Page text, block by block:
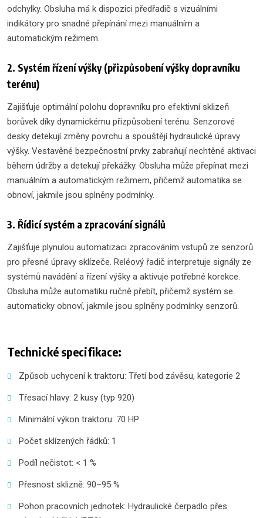
odchylky. Obsluha má k dispozici předřadič s vizuálními
indikátory pro snadné přepínání mezi manuálním a
automatickým režimem.
2. Systém řízení výšky (přizpůsobení výšky dopravníku
terénu)
Zajišťuje optimální polohu dopravníku pro efektivní sklizeň
borůvek díky dynamickému přizpůsobení terénu. Senzorové
desky detekují změny povrchu a spouštějí hydraulické úpravy
výšky. Vestavěné bezpečnostní prvky zabraňují nechtěné aktivaci
během údržby a detekují překážky. Obsluha může přepínat mezi
manuálním a automatickým režimem, přičemž automatika se
obnoví, jakmile jsou splněny podmínky.
3. Řídicí systém a zpracování signálů
Zajišťuje plynulou automatizaci zpracováním vstupů ze senzorů
pro přesné úpravy sklízeče. Reléový řadič interpretuje signály ze
systémů navádění a řízení výšky a aktivuje potřebné korekce.
Obsluha může automatiku ručně přebít, přičemž systém se
automaticky obnoví, jakmile jsou splněny podmínky senzorů.
Technické specifikace:
Způsob uchycení k traktoru: Třetí bod závěsu, kategorie 2
Třesací hlavy: 2 kusy (typ 920)
Minimální výkon traktoru: 70 HP
Počet sklízených řádků: 1
Podíl nečistot: < 1 %
Přesnost sklizně: 90–95 %
Pohon pracovních jednotek: Hydraulické čerpadlo přes